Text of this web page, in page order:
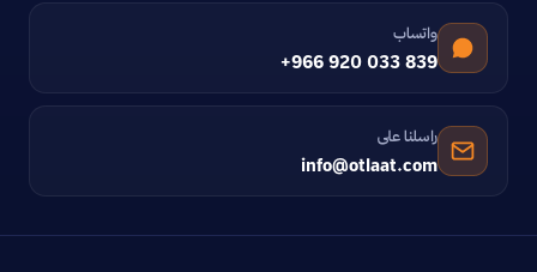
واتساب
+966 920 033 839
راسلنا على
info@otlaat.com